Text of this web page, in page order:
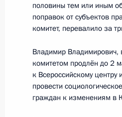
О первых
Встреча с
25 февраля
половины тем или иным
поправок от субъектов
комитет, перевалило за
Владимир Владимирович,
комитетом продлён до 2
к Всероссийскому
провести
граждан к изменениям в